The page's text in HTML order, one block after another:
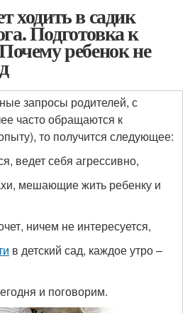
ходить в садик
Подготовка к
ребенок не
запросы родителей, с
часто обращаются к
то получится следующее:
ведет себя агрессивно,
мешающие жить ребенку и
ничем не интересуется,
в детский сад, каждое утро –
и поговорим.